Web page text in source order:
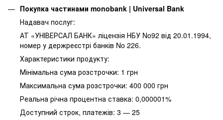
Покупка частинами monobank | Universal Bank
Надавач послуг:
АТ «УНІВЕРСАЛ БАНК» ліцензія НБУ No92 від 20.01.1994,
номер у держреєстрі банків No 226.
Характеристики продукту:
Мінімальна сума розстрочки: 1 грн
Максимальна сума розстрочки: 400 000 грн
Реальна річна процентна ставка: 0,000001%
Доступний строк, платежів: 3 — 25